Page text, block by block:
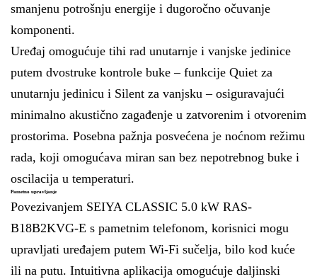
smanjenu potrošnju energije i dugoročno očuvanje
komponenti.
Uređaj omogućuje tihi rad unutarnje i vanjske jedinice
putem dvostruke kontrole buke – funkcije Quiet za
unutarnju jedinicu i Silent za vanjsku – osiguravajući
minimalno akustično zagađenje u zatvorenim i otvorenim
prostorima. Posebna pažnja posvećena je noćnom režimu
rada, koji omogućava miran san bez nepotrebnog buke i
oscilacija u temperaturi.
Pametno upravljanje
Povezivanjem SEIYA CLASSIC 5.0 kW RAS-
B18B2KVG-E s pametnim telefonom, korisnici mogu
upravljati uređajem putem Wi-Fi sučelja, bilo kod kuće
ili na putu. Intuitivna aplikacija omogućuje daljinski